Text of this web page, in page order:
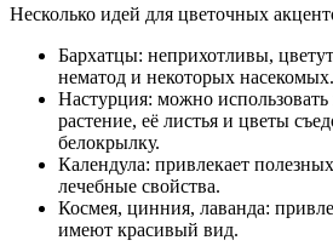
Несколько идей для цветочных
Бархатцы: неприхотливы,
нематод и некоторых насекомых.
Настурция: можно
растение, её листья и цветы
белокрылку.
Календула: привлекает
лечебные свойства.
Космея, цинния, лаванда:
имеют красивый вид.